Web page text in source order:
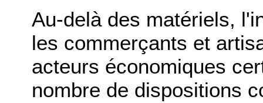
Au-delà des matériels,
les commerçants et
acteurs économiques
nombre de dispositions